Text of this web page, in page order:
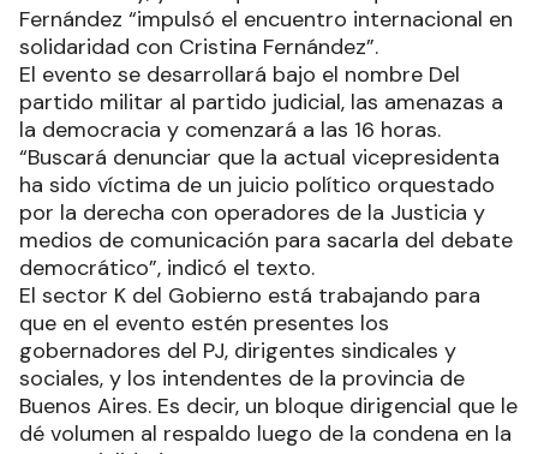
Fernández “impulsó el encuentro internacional en
solidaridad con Cristina Fernández”.
El evento se desarrollará bajo el nombre Del
partido militar al partido judicial, las amenazas a
la democracia y comenzará a las 16 horas.
“Buscará denunciar que la actual vicepresidenta
ha sido víctima de un juicio político orquestado
por la derecha con operadores de la Justicia y
medios de comunicación para sacarla del debate
democrático”, indicó el texto.
El sector K del Gobierno está trabajando para
que en el evento estén presentes los
gobernadores del PJ, dirigentes sindicales y
sociales, y los intendentes de la provincia de
Buenos Aires. Es decir, un bloque dirigencial que le
dé volumen al respaldo luego de la condena en la